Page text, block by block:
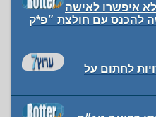
איפשרו לאישה
להכנס עם חולצת ״פ*ק
לחתום על